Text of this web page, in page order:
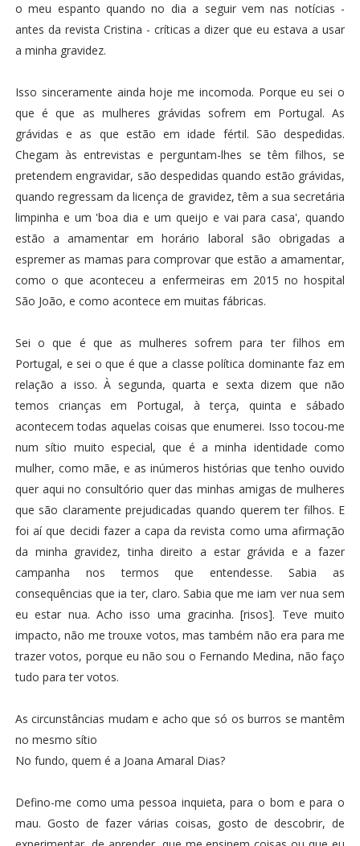
o meu espanto quando no dia a seguir vem nas notícias -
antes da revista Cristina - críticas a dizer que eu estava a usar
a minha gravidez.
Isso sinceramente ainda hoje me incomoda. Porque eu sei o
que é que as mulheres grávidas sofrem em Portugal. As
grávidas e as que estão em idade fértil. São despedidas.
Chegam às entrevistas e perguntam-lhes se têm filhos, se
pretendem engravidar, são despedidas quando estão grávidas,
quando regressam da licença de gravidez, têm a sua secretária
limpinha e um 'boa dia e um queijo e vai para casa', quando
estão a amamentar em horário laboral são obrigadas a
espremer as mamas para comprovar que estão a amamentar,
como o que aconteceu a enfermeiras em 2015 no hospital
São João, e como acontece em muitas fábricas.
Sei o que é que as mulheres sofrem para ter filhos em
Portugal, e sei o que é que a classe política dominante faz em
relação a isso. À segunda, quarta e sexta dizem que não
temos crianças em Portugal, à terça, quinta e sábado
acontecem todas aquelas coisas que enumerei. Isso tocou-me
num sítio muito especial, que é a minha identidade como
mulher, como mãe, e as inúmeros histórias que tenho ouvido
quer aqui no consultório quer das minhas amigas de mulheres
que são claramente prejudicadas quando querem ter filhos. E
foi aí que decidi fazer a capa da revista como uma afirmação
da minha gravidez, tinha direito a estar grávida e a fazer
campanha nos termos que entendesse. Sabia as
consequências que ia ter, claro. Sabia que me iam ver nua sem
eu estar nua. Acho isso uma gracinha. [risos]. Teve muito
impacto, não me trouxe votos, mas também não era para me
trazer votos, porque eu não sou o Fernando Medina, não faço
tudo para ter votos.
As circunstâncias mudam e acho que só os burros se mantêm
no mesmo sítio
No fundo, quem é a Joana Amaral Dias?
Defino-me como uma pessoa inquieta, para o bom e para o
mau. Gosto de fazer várias coisas, gosto de descobrir, de